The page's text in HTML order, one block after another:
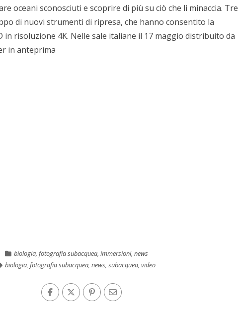
oceani sconosciuti e scoprire di più su ciò che li minaccia. Tre
di nuovi strumenti di ripresa, che hanno consentito la
in risoluzione 4K. Nelle sale italiane il 17 maggio distribuito da
in anteprima
biologia, fotografia subacquea, immersioni, news
biologia, fotografia subacquea, news, subacquea, video